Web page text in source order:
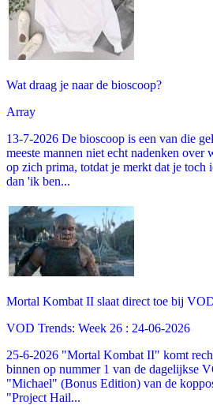
Wat draag je naar de bioscoop?
Array
13-7-2026 De bioscoop is een van die
meeste mannen niet echt nadenken over
op zich prima, totdat je merkt dat je toch
dan 'ik ben...
Mortal Kombat II slaat direct toe bij
VOD Trends: Week 26 : 24-06-2026
25-6-2026 "Mortal Kombat II" komt
binnen op nummer 1 van de dagelijkse
"Michael" (Bonus Edition) van de
"Project Hail...